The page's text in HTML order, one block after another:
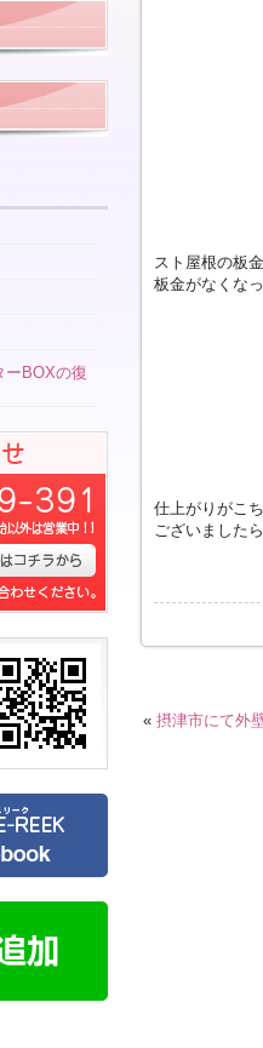
スト屋根の板
板金がなくな
仕上がりがこ
ございました
« 摂津市にて外
BOXの復